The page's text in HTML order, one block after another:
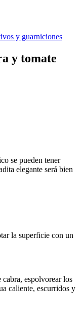
y guarniciones
y tomate
se pueden tener
elegante será bien
la superficie con un
cabra, espolvorear los
caliente, escurridos y